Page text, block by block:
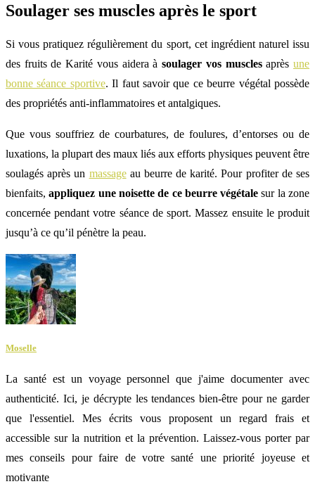
Soulager ses muscles après le sport
Si vous pratiquez régulièrement du sport, cet ingrédient naturel issu
des fruits de Karité vous aidera àsoulager vos musclesaprèsune
bonne séance sportive. Il faut savoir que ce beurre végétal possède
des propriétés anti-inflammatoires et antalgiques.
Que vous souffriez de courbatures, de foulures, d’entorses ou de
luxations, la plupart des maux liés aux efforts physiques peuvent être
soulagés après un massageau beurre de karité. Pour profiter de ses
bienfaits,appliquez une noisette de ce beurre végétale sur la zone
concernée pendant votre séance de sport. Massez ensuite le produit
jusqu’à ce qu’il pénètre la peau.
Moselle
La santé est un voyage personnel que j'aime documenter avec
authenticité. Ici, je décrypte les tendances bien-être pour ne garder
que l'essentiel. Mes écrits vous proposent un regard frais et
accessible sur la nutrition et la prévention. Laissez-vous porter par
mes conseils pour faire de votre santé une priorité joyeuse et
motivante